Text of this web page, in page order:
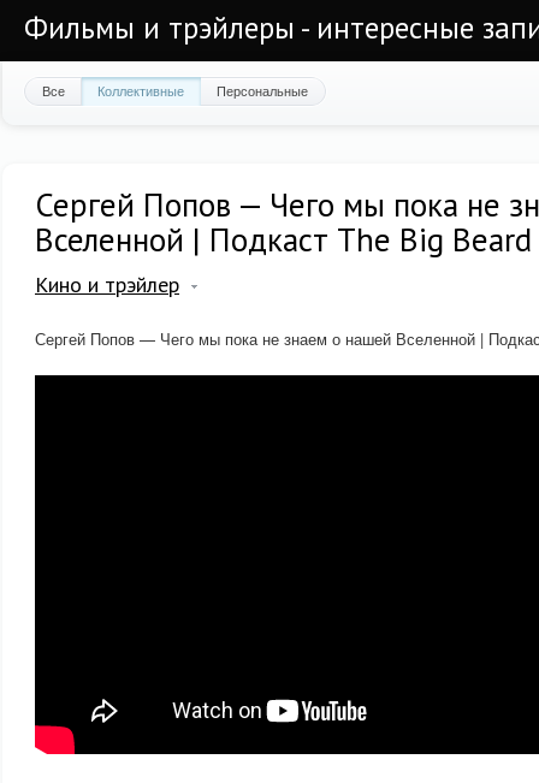
Фильмы и трэйлеры - интересные
Все Коллективные Персональные
Сергей Попов — Чего мы пока не
Вселенной | Подкаст The Big
Кино и трэйлер
Сергей Попов — Чего мы пока не знаем о нашей Вселенной |